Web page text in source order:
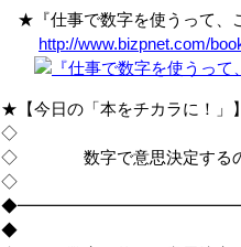
★『仕事で数字を使うって、
http://www.bizpnet.com/
★【今日の「本をチカ
◇
◇ 数字で意思決定するのは
◇
◆